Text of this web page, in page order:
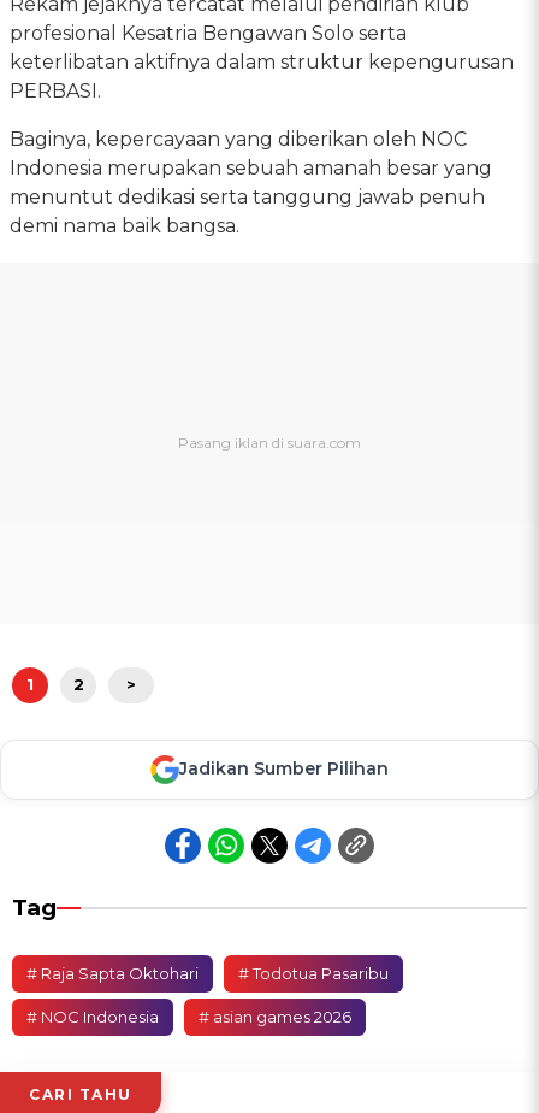
profesional Kesatria Bengawan Solo serta
keterlibatan aktifnya dalam struktur kepengurusan
PERBASI.
Baginya, kepercayaan yang diberikan oleh NOC
Indonesia merupakan sebuah amanah besar yang
menuntut dedikasi serta tanggung jawab penuh
demi nama baik bangsa.
1 2 >
Jadikan Sumber Pilihan
Tag
# Raja Sapta Oktohari # Todotua Pasaribu
# NOC Indonesia # asian games 2026
CARI TAHU